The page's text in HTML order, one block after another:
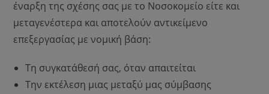
έναρξη της σχέσης σας με το Νοσοκομείο είτε και
μεταγενέστερα και αποτελούν αντικείμενο
επεξεργασίας με νομική βάση:
Τη συγκατάθεσή σας, όταν απαιτείται
Την εκτέλεση μιας μεταξύ μας σύμβασης